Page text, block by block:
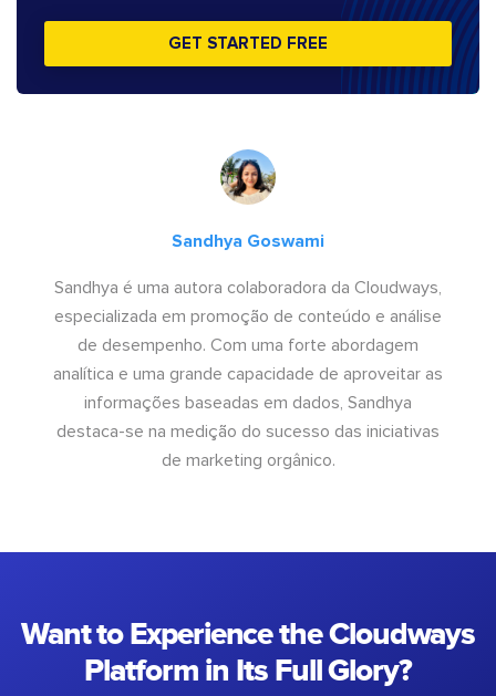
GET STARTED FREE
Sandhya Goswami
Sandhya é uma autora colaboradora da Cloudways,
especializada em promoção de conteúdo e análise
de desempenho. Com uma forte abordagem
analítica e uma grande capacidade de aproveitar as
informações baseadas em dados, Sandhya
destaca-se na medição do sucesso das iniciativas
de marketing orgânico.
Want to Experience the Cloudways
Platform in Its Full Glory?